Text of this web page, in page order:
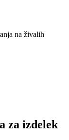
na živalih
za izdelek